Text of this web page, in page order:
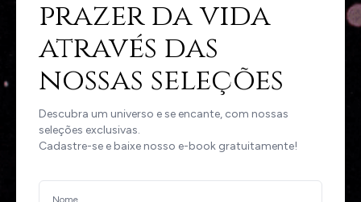
prazer da vida
através das
nossas seleções
Descubra um universo e se encante, com nossas
seleções exclusivas.
Cadastre-se e baixe nosso e-book gratuitamente!